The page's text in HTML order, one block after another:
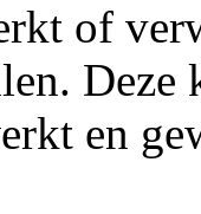
of
Deze
en